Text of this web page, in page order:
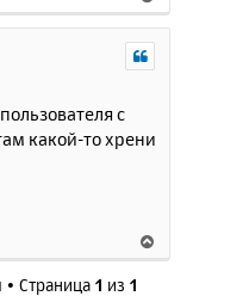
е
ч
с
какой-то хрени
е
Страница 1 из 1